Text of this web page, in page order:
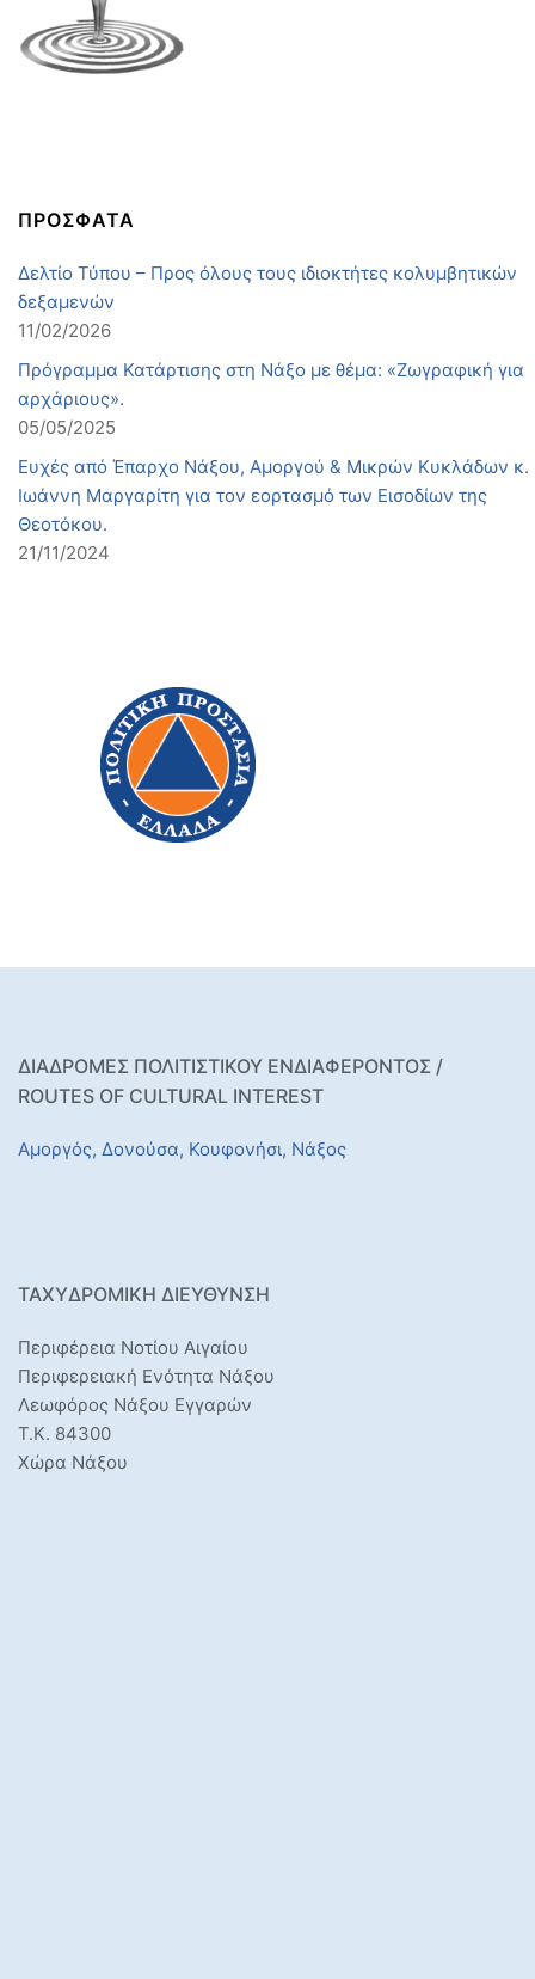
ΠΡΟΣΦΑΤΑ
Δελτίο Τύπου – Προς όλους τους ιδιοκτήτες κολυμβητικών
δεξαμενών
11/02/2026
Πρόγραμμα Κατάρτισης στη Νάξο με θέμα: «Ζωγραφική για
αρχάριους».
05/05/2025
Ευχές από Έπαρχο Νάξου, Αμοργού & Μικρών Κυκλάδων κ.
Ιωάννη Μαργαρίτη για τον εορτασμό των Εισοδίων της
Θεοτόκου.
21/11/2024
ΔΙΑΔΡΟΜΕΣ ΠΟΛΙΤΙΣΤΙΚΟΥ ΕΝΔΙΑΦΕΡΟΝΤΟΣ /
ROUTES OF CULTURAL INTEREST
Αμοργός, Δονούσα, Κουφονήσι, Νάξος
ΤΑΧΥΔΡΟΜΙΚΉ ΔΙΕΎΘΥΝΣΗ
Περιφέρεια Νοτίου Αιγαίου
Περιφερειακή Ενότητα Νάξου
Λεωφόρος Νάξου Εγγαρών
Τ.Κ. 84300
Χώρα Νάξου